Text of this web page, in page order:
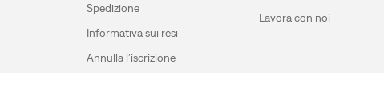
Spedizione
Informativa sui resi
Annulla l’iscrizione
Lavora con noi